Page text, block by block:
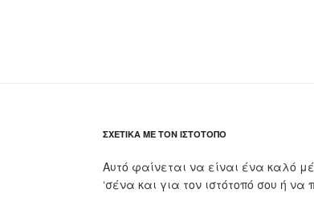
ΣΧΕΤΙΚΆ ΜΕ ΤΟΝ ΙΣΤΌΤΟΠΟ
Αυτό φαίνεται να είναι ένα καλό
‘σένα και για τον ιστότοπό σου ή